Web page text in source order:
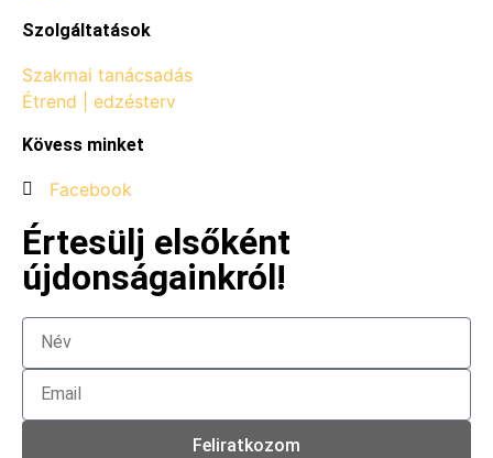
Szolgáltatások
Szakmai tanácsadás
Étrend | edzésterv
Kövess minket
Facebook
Értesülj elsőként
újdonságainkról!
Feliratkozom